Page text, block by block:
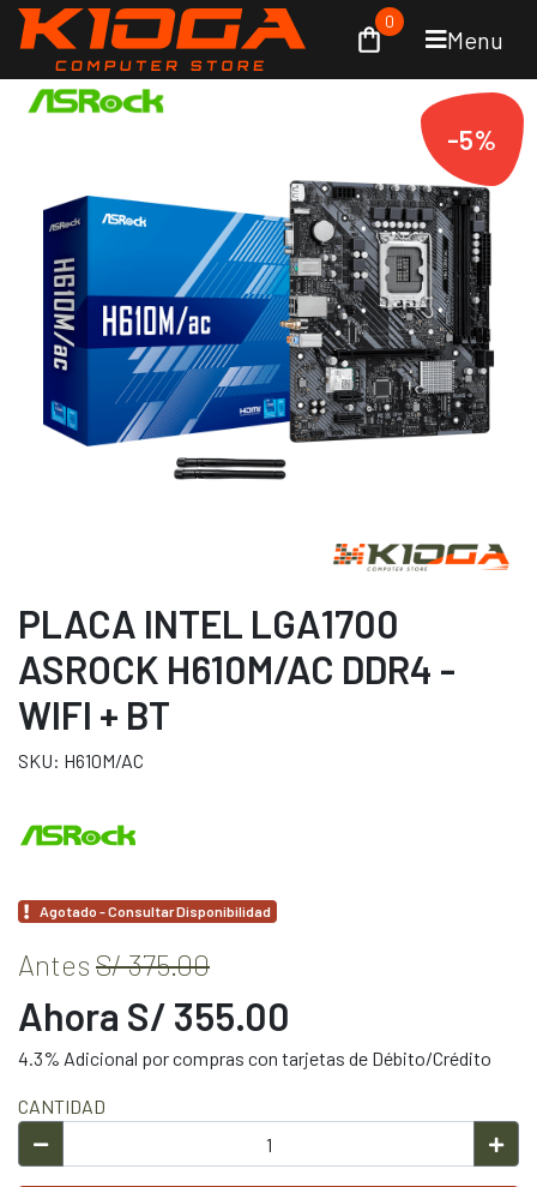
Menu
0
-5%
PLACA INTEL LGA1700
ASROCK H610M/AC DDR4 -
WIFI + BT
SKU: H610M/AC
Agotado - Consultar Disponibilidad
Antes S/ 375.00
Ahora S/ 355.00
4.3% Adicional por compras con tarjetas de Débito/Crédito
CANTIDAD